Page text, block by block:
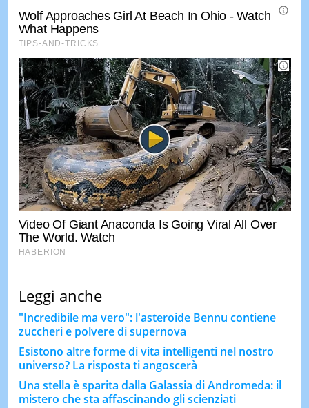
Leggi anche
"Incredibile ma vero": l'asteroide Bennu contiene
zuccheri e polvere di supernova
Esistono altre forme di vita intelligenti nel nostro
universo? La risposta ti angoscerà
Una stella è sparita dalla Galassia di Andromeda: il
mistero che sta affascinando gli scienziati